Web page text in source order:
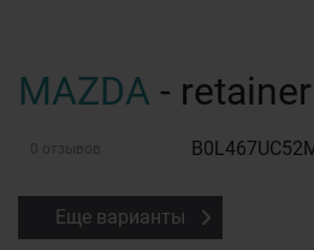
MAZDA -
0 отзывов
Еще варианты